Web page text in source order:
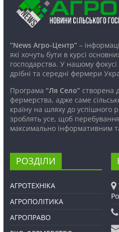
“News Агро-Центр”–
які хочуть бути в курсі
господарства. У нашому
дрібні та середні фермери
Програма “Ля Село”створена
фермерства, адже саме
країну на шляху до успішного
зроблять усе, щоб
максимально інформативним
РОЗДІЛИ
АГРОТЕХНІКА
АГРОПОЛІТИКА
АГРОПРАВО